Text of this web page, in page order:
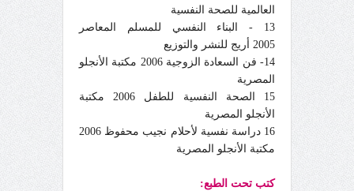
العالمية للصحة النفسية
13 - البناء النفسي للمسلم المعاصر
2005 أريج للنشر والتوزيع
14- فن السعادة الزوجية 2006 مكتبة الأنجلو
المصرية
15 الصحة النفسية للطفل 2006 مكتبة
الأنجلو المصرية
16 دراسة نفسية لأحلام نجيب محفوظ 2006
مكتبة الأنجلو المصرية
كتب تحت الطبع: